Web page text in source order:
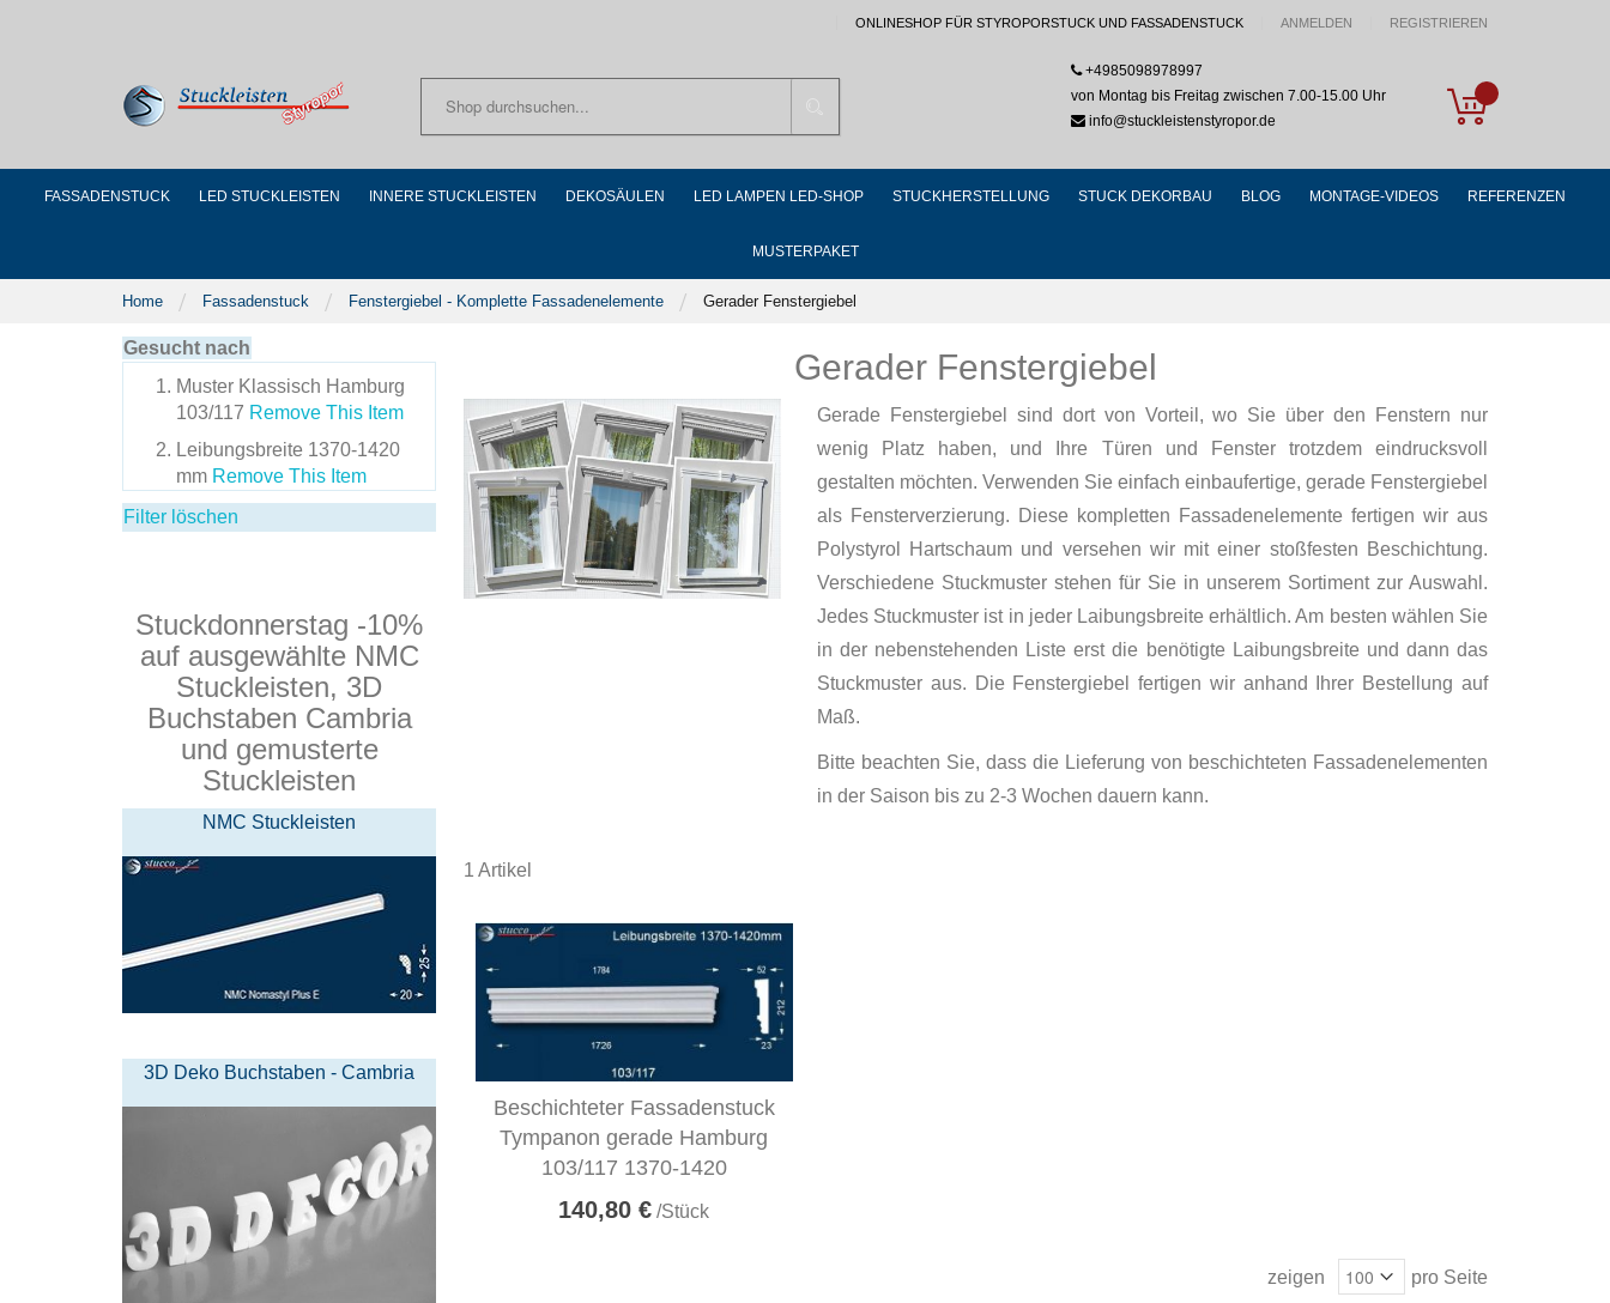
ONLINESHOP FÜR STYROPORSTUCK UND FASSADENSTUCK ANMELDEN REGISTRIEREN
My Cart
+4985098978997
von Montag bis Freitag zwischen 7.00-15.00 Uhr
info@stuckleistenstyropor.de
FASSADENSTUCK LED STUCKLEISTEN INNERE STUCKLEISTEN DEKOSÄULEN LED LAMPEN LED-SHOP STUCKHERSTELLUNG STUCK DEKORBAU BLOG MONTAGE-VIDEOS REFERENZEN
MUSTERPAKET
Home Fassadenstuck Fenstergiebel - Komplette Fassadenelemente Gerader Fenstergiebel
Gerader Fenstergiebel
Gerade Fenstergiebel sind dort von Vorteil, wo Sie über den Fenstern nur
wenig Platz haben, und Ihre Türen und Fenster trotzdem eindrucksvoll
gestalten möchten. Verwenden Sie einfach einbaufertige, gerade Fenstergiebel
als Fensterverzierung. Diese kompletten Fassadenelemente fertigen wir aus
Polystyrol Hartschaum und versehen wir mit einer stoßfesten Beschichtung.
Verschiedene Stuckmuster stehen für Sie in unserem Sortiment zur Auswahl.
Jedes Stuckmuster ist in jeder Laibungsbreite erhältlich. Am besten wählen Sie
in der nebenstehenden Liste erst die benötigte Laibungsbreite und dann das
Stuckmuster aus. Die Fenstergiebel fertigen wir anhand Ihrer Bestellung auf
Maß.
Bitte beachten Sie, dass die Lieferung von beschichteten Fassadenelementen
in der Saison bis zu 2-3 Wochen dauern kann.
1 Artikel
Beschichteter Fassadenstuck
Tympanon gerade Hamburg
103/117 1370-1420
140,80 € /Stück
zeigen pro Seite
Gesucht nach
Muster Klassisch Hamburg
103/117 Remove This Item
Leibungsbreite 1370-1420
mm Remove This Item
Filter löschen
Stuckdonnerstag -10%
auf ausgewählte NMC
Stuckleisten, 3D
Buchstaben Cambria
und gemusterte
Stuckleisten
NMC Stuckleisten
3D Deko Buchstaben - Cambria